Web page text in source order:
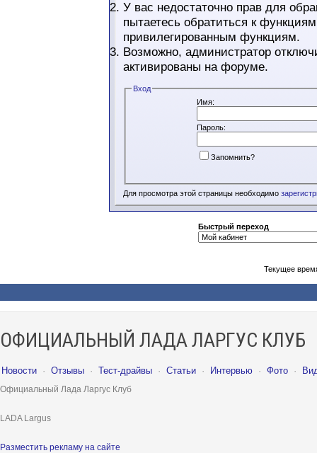
У вас недостаточно прав для
пытаетесь обратиться к
привилегированным функциям.
Возможно, администратор
активированы на форуме.
Вход
Имя:
Пароль:
Запомнить?
Для просмотра этой страницы необходимо
Быстрый переход
Текущее
ОФИЦИАЛЬНЫЙ ЛАДА ЛАРГУС КЛУБ
Новости · Отзывы · Тест-драйвы · Статьи · Интервью · Фото ·
Официальный Лада Ларгус Клуб
LADA Largus
Разместить рекламу на сайте